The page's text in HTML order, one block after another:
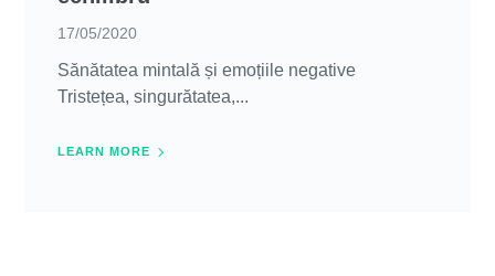
17/05/2020
Sănătatea mintală și emoțiile negative
Tristețea, singurătatea,...
LEARN MORE